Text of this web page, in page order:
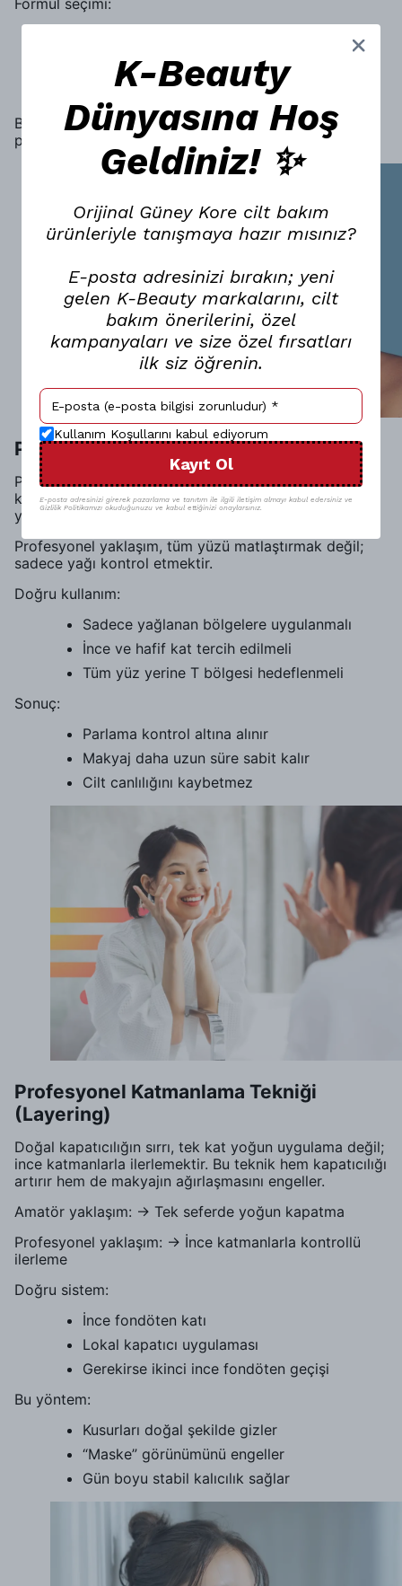
Likit kapatıcı → daha yumuşak geçiş ve
doğal görünüm
Bu kombinasyon, minimum ürünle maksimum etki
prensibini destekler.
Pudra Kullanımı: Azı Karar, Fazlası Zarar
Pudra, kapatma değil sabitleme ürünüdür. Fazla
kullanıldığında cildi matlaştırmak yerine pütürlü ve
yaşlı bir görünüm oluşturur.
Profesyonel yaklaşım, tüm yüzü matlaştırmak değil;
sadece yağı kontrol etmektir.
Doğru kullanım:
Sadece yağlanan bölgelere uygulanmalı
İnce ve hafif kat tercih edilmeli
Tüm yüz yerine T bölgesi hedeflenmeli
Sonuç:
Parlama kontrol altına alınır
Makyaj daha uzun süre sabit kalır
Cilt canlılığını kaybetmez
Profesyonel Katmanlama Tekniği
(Layering)
Doğal kapatıcılığın sırrı, tek kat yoğun uygulama değil;
ince katmanlarla ilerlemektir. Bu teknik hem kapatıcılığı
artırır hem de makyajın ağırlaşmasını engeller.
Amatör yaklaşım: → Tek seferde yoğun kapatma
Profesyonel yaklaşım: → İnce katmanlarla kontrollü
ilerleme
Doğru sistem:
İnce fondöten katı
Lokal kapatıcı uygulaması
Gerekirse ikinci ince fondöten geçişi
Bu yöntem:
Kusurları doğal şekilde gizler
“Maske” görünümünü engeller
Gün boyu stabil kalıcılık sağlar
K-Beauty
Dünyasına Hoş
Geldiniz! ✨
Orijinal Güney Kore cilt bakım
ürünleriyle tanışmaya hazır mısınız?
E-posta adresinizi bırakın; yeni
gelen K-Beauty markalarını, cilt
bakım önerilerini, özel
kampanyaları ve size özel fırsatları
ilk siz öğrenin.
Kullanım Koşullarını kabul ediyorum
Kayıt Ol
E-posta adresinizi girerek pazarlama ve tanıtım ile ilgili iletişim almayı kabul edersiniz ve
Gizlilik Politikamızı okuduğunuzu ve kabul ettiğinizi onaylarsınız.